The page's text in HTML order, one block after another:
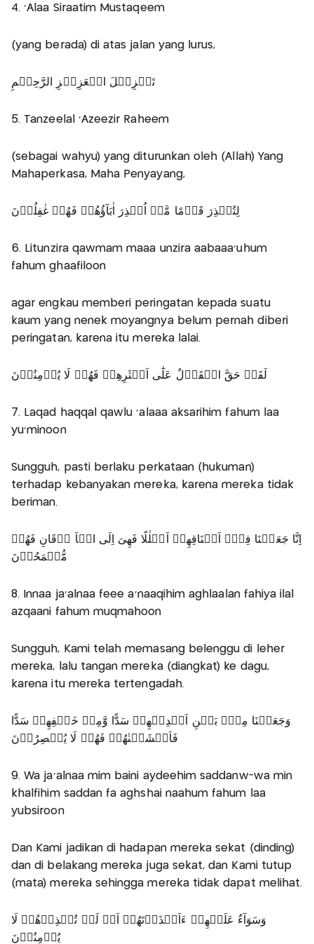
4. 'Alaa Siraatim Mustaqeem
(yang berada) di atas jalan yang lurus,
تَنۡزِيۡلَ الۡعَزِيۡزِ الرَّحِيۡمِ
5. Tanzeelal 'Azeezir Raheem
(sebagai wahyu) yang diturunkan oleh (Allah) Yang
Mahaperkasa, Maha Penyayang,
لِتُنۡذِرَ قَوۡمًا مَّاۤ اُنۡذِرَ اٰبَآؤُهُمۡ فَهُمۡ غٰفِلُوۡنَ
6. Litunzira qawmam maaa unzira aabaaa'uhum
fahum ghaafiloon
agar engkau memberi peringatan kepada suatu
kaum yang nenek moyangnya belum pernah diberi
peringatan, karena itu mereka lalai.
لَقَدۡ حَقَّ الۡقَوۡلُ عَلٰٓى اَكۡثَرِهِمۡ فَهُمۡ لَا يُؤۡمِنُوۡنَ
7. Laqad haqqal qawlu 'alaaa aksarihim fahum laa
yu'minoon
Sungguh, pasti berlaku perkataan (hukuman)
terhadap kebanyakan mereka, karena mereka tidak
beriman.
اِنَّا جَعَلۡنَا فِىۡۤ اَعۡنَاقِهِمۡ اَغۡلٰلًا فَهِىَ اِلَى الۡاَ ذۡقَانِ فَهُمۡ
مُّقۡمَحُوۡنَ
8. Innaa ja'alnaa feee a'naaqihim aghlaalan fahiya ilal
azqaani fahum muqmahoon
Sungguh, Kami telah memasang belenggu di leher
mereka, lalu tangan mereka (diangkat) ke dagu,
karena itu mereka tertengadah.
وَجَعَلۡنَا مِنۡۢ بَيۡنِ اَيۡدِيۡهِمۡ سَدًّا وَّمِنۡ خَلۡفِهِمۡ سَدًّا
فَاَغۡشَيۡنٰهُمۡ فَهُمۡ لَا يُبۡصِرُوۡنَ
9. Wa ja'alnaa mim baini aydeehim saddanw-wa min
khalfihim saddan fa aghshai naahum fahum laa
yubsiroon
Dan Kami jadikan di hadapan mereka sekat (dinding)
dan di belakang mereka juga sekat, dan Kami tutup
(mata) mereka sehingga mereka tidak dapat melihat.
وَسَوَآءٌ عَلَيۡهِمۡ ءَاَنۡذَرۡتَهُمۡ اَمۡ لَمۡ تُنۡذِرۡهُمۡ لَا
يُؤۡمِنُوۡنَ